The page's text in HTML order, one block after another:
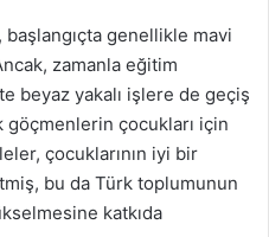
başlangıçta genellikle mavi
zamanla eğitim
beyaz yakalı işlere de geçiş
göçmenlerin çocukları için
çocuklarının iyi bir
bu da Türk toplumunun
katkıda